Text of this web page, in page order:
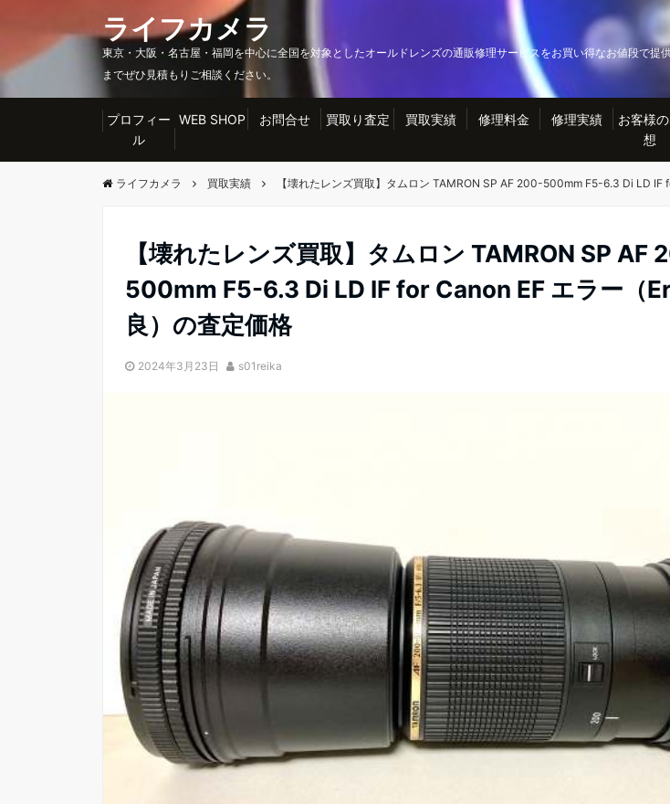
ライフカメラ
東京・大阪・名古屋・福岡を中心に全国を対象としたオールドレンズの通販修理サービスをお買い得なお値段で
までぜひ見積もりご相談ください。
プロフィー
ル
WEB SHOP お問合せ 買取り査定 買取実績 修理料金 修理実績
お客様
想
ライフカメラ 買取実績 【壊れたレンズ買取】タムロン TAMRON SP AF 200-500mm F5-6.3 Di LD
【壊れたレンズ買取】タムロン TAMRON SP AF
500mm F5-6.3 Di LD IF for Canon EF エラー（
良）の査定価格
2024年3月23日 s01reika